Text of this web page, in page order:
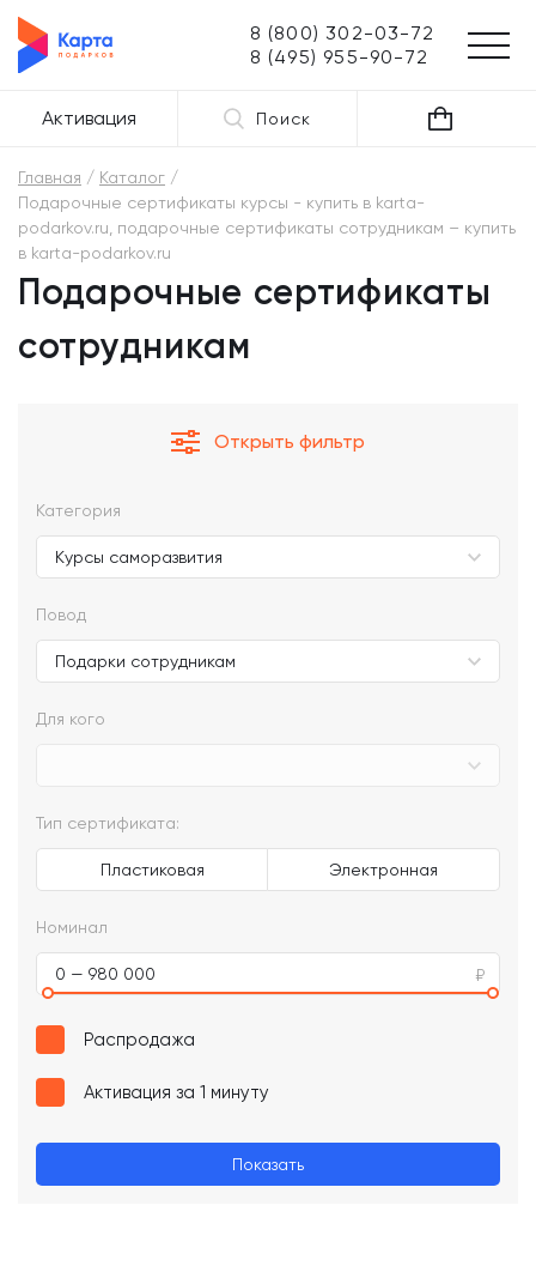
8 (800) 302-03-72
8 (495) 955-90-72
Активация Поиск
Главная
Каталог
Подарочные сертификаты курсы - купить в karta-
podarkov.ru, подарочные сертификаты сотрудникам – купить
в karta-podarkov.ru
Подарочные сертификаты
сотрудникам
Открыть фильтр
Категория
Повод
Для кого
Тип сертификата:
Пластиковая Электронная
Номинал
0 — 980 000
Распродажа
Активация за 1 минуту
Показать